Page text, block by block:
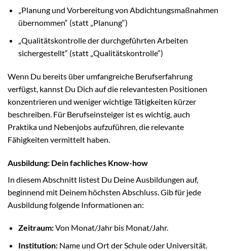
„Planung und Vorbereitung von Abdichtungsmaßnahmen
übernommen“ (statt „Planung“)
„Qualitätskontrolle der durchgeführten Arbeiten
sichergestellt“ (statt „Qualitätskontrolle“)
Wenn Du bereits über umfangreiche Berufserfahrung
verfügst, kannst Du Dich auf die relevantesten Positionen
konzentrieren und weniger wichtige Tätigkeiten kürzer
beschreiben. Für Berufseinsteiger ist es wichtig, auch
Praktika und Nebenjobs aufzuführen, die relevante
Fähigkeiten vermittelt haben.
Ausbildung: Dein fachliches Know-how
In diesem Abschnitt listest Du Deine Ausbildungen auf,
beginnend mit Deinem höchsten Abschluss. Gib für jede
Ausbildung folgende Informationen an:
Zeitraum:Von Monat/Jahr bis Monat/Jahr.
Institution:Name und Ort der Schule oder Universität.